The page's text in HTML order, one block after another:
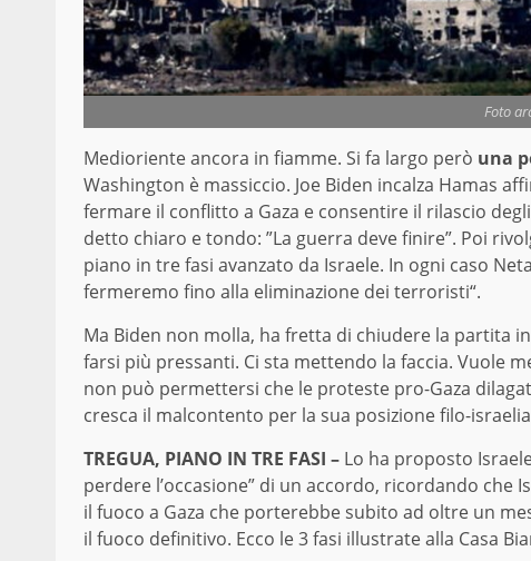
Foto
Medioriente ancora in fiamme. Si fa largo però una
Washington è massiccio. Joe Biden incalza Hamas
fermare il conflitto a Gaza e consentire il rilascio
detto chiaro e tondo: ”La guerra deve finire”. Poi
piano in tre fasi avanzato da Israele. In ogni caso
fermeremo fino alla eliminazione dei terroristi“.
Ma Biden non molla, ha fretta di chiudere la partita
farsi più pressanti. Ci sta mettendo la faccia. Vuole
non può permettersi che le proteste pro-Gaza
cresca il malcontento per la sua posizione filo-
TREGUA, PIANO IN TRE FASI – Lo ha proposto
perdere l’occasione” di un accordo, ricordando che
il fuoco a Gaza che porterebbe subito ad oltre un
il fuoco definitivo. Ecco le 3 fasi illustrate alla Casa